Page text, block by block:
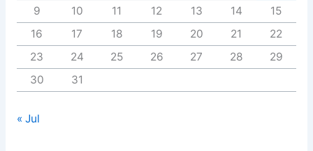
9
10 11 12 13 14
15
16
17 18 19 20 21
22
23
24 25 26 27 28
29
30
31
« Jul